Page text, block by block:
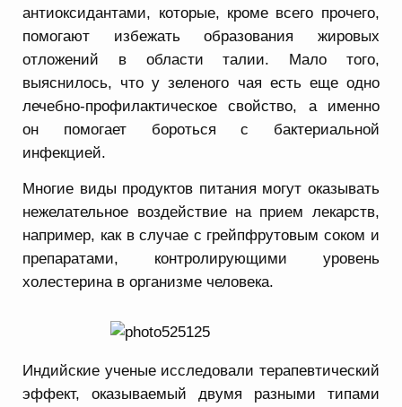
антиоксидантами, которые, кроме всего прочего,
помогают избежать образования жировых
отложений в области талии. Мало того,
выяснилось, что у зеленого чая есть еще одно
лечебно-профилактическое свойство, а именно
он помогает бороться с бактериальной
инфекцией.
Многие виды продуктов питания могут оказывать
нежелательное воздействие на прием лекарств,
например, как в случае с грейпфрутовым соком и
препаратами, контролирующими уровень
холестерина в организме человека.
Индийские ученые исследовали терапевтический
эффект, оказываемый двумя разными типами